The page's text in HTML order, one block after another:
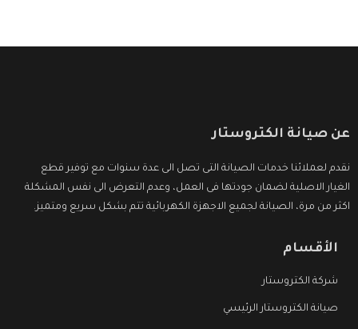
عن صيانة الكتروستار
نقدم لعملائنا خدمات الصيانة التى تصل الى عدة سنوات مع توفير قطع
الغيار الاصلية لضمان جودتها فى العمل، وعدم التعرض الى نفس المشكلة
اكثر من مرة، الصيانة لجميع الاجهزة الكهربائية تتم بشكل سريع ومتميز.
الأقسام
شركة الكتروستار
صيانة الكتروستار الرئيسي